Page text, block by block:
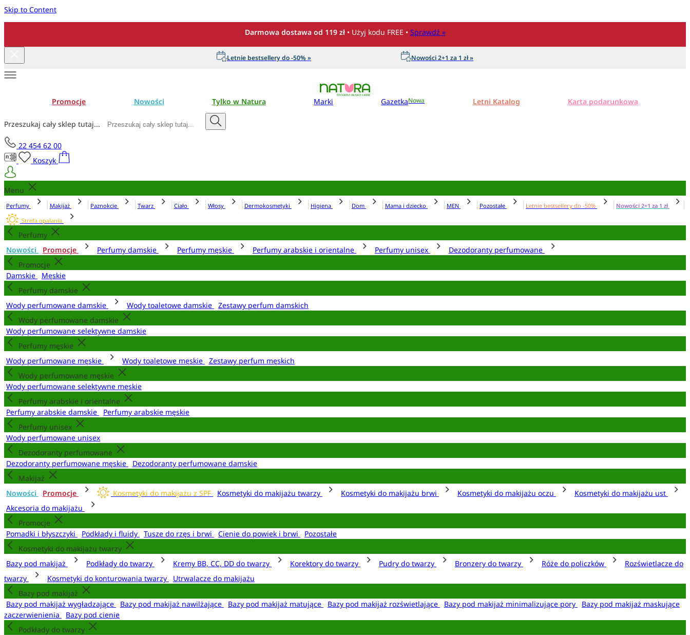
Skip to Content
Darmowa dostawa od 119 zł • Użyj kodu FREE • Sprawdź »
Letnie bestsellery do -50% » Nowości 2+1 za 1 zł »
Promocje Nowości Tylko w Natura Marki GazetkaNowa Letni Katalog Karta podarunkowa
Przeszukaj cały sklep tutaj...
22 454 62 00
Koszyk
Menu
Perfumy Makijaż Paznokcie Twarz Ciało Włosy Dermokosmetyki Higiena Dom Mama i dziecko MEN Pozostałe Letnie bestsellery do -50%
Nowości 2+1 za 1 zł
Strefa opalania
Perfumy
Nowości
Promocje Perfumy damskie Perfumy męskie Perfumy arabskie i orientalne Perfumy unisex
Dezodoranty perfumowane
Promocje
Damskie
Męskie
Perfumy damskie
Wody perfumowane damskie
Wody toaletowe damskie
Zestawy perfum damskich
Wody perfumowane damskie
Wody perfumowane selektywne damskie
Perfumy męskie
Wody perfumowane męskie
Wody toaletowe męskie
Zestawy perfum męskich
Wody perfumowane męskie
Wody perfumowane selektywne męskie
Perfumy arabskie i orientalne
Perfumy arabskie damskie
Perfumy arabskie męskie
Perfumy unisex
Wody perfumowane unisex
Dezodoranty perfumowane
Dezodoranty perfumowane męskie
Dezodoranty perfumowane damskie
Makijaż
Nowości
Promocje Kosmetyki do makijażu z SPF Kosmetyki do makijażu twarzy Kosmetyki do makijażu brwi Kosmetyki do makijażu oczu
Kosmetyki do makijażu ust
Akcesoria do makijażu
Promocje
Pomadki i błyszczyki
Podkłady i fluidy Tusze do rzęs i brwi Cienie do powiek i brwi
Pozostałe
Kosmetyki do makijażu twarzy
Bazy pod makijaż
Podkłady do twarzy Kremy BB, CC, DD do twarzy Korektory do twarzy Pudry do twarzy Bronzery do twarzy Róże do policzków
Rozświetlacze do
twarzy
Kosmetyki do konturowania twarzy
Utrwalacze do makijażu
Bazy pod makijaż
Bazy pod makijaż wygładzające
Bazy pod makijaż nawilżające Bazy pod makijaż matujące Bazy pod makijaż rozświetlające Bazy pod makijaż minimalizujące pory
Bazy pod makijaż maskujące
zaczerwienienia
Bazy pod cienie
Podkłady do twarzy